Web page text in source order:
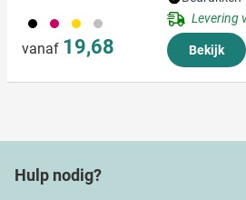
partners kunnen deze gegevens
informatie die u aan ze heeft
verzameld op basis van uw
001 017 031 032
vanaf 19,68
Levering
Bekijk
Hulp nodig?